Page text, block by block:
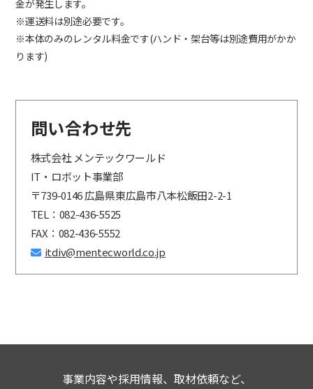
金が発生します。
※運送料は別途必要です。
※本体のみのレンタル料金です(ハンド・架台等は別途費用がかか
ります)
問い合わせ先
株式会社 メンテックワールド
IT・ロボット事業部
〒739-0146 広島県東広島市八本松飯田2-2-1
TEL：082-436-5525
FAX：082-436-5552
itdiv@mentecworld.co.jp
事業内容や採用情報、取材依頼など、